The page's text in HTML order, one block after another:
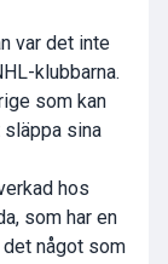
var det inte
klubbarna.
som kan
släppa sina
hos
som har en
något som